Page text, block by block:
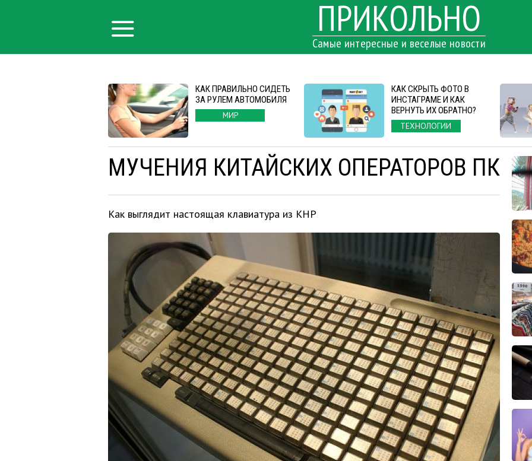
ПРИКОЛЬНО
Самые интересные и веселые новости
КАК ПРАВИЛЬНО СИДЕТЬ
ЗА РУЛЕМ АВТОМОБИЛЯ
МИР
КАК СКРЫТЬ ФОТО В
ИНСТАГРАМЕ И КАК
ВЕРНУТЬ ИХ ОБРАТНО?
ТЕХНОЛОГИИ
МУЧЕНИЯ КИТАЙСКИХ ОПЕРАТОРОВ ПК
Как выглядит настоящая клавиатура из КНР